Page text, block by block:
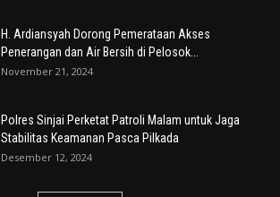
H. Ardiansyah Dorong Pemerataan Akses
Penerangan dan Air Bersih di Pelosok...
November 21, 2024
Polres Sinjai Perketat Patroli Malam untuk Jaga
Stabilitas Keamanan Pasca Pilkada
Desember 12, 2024